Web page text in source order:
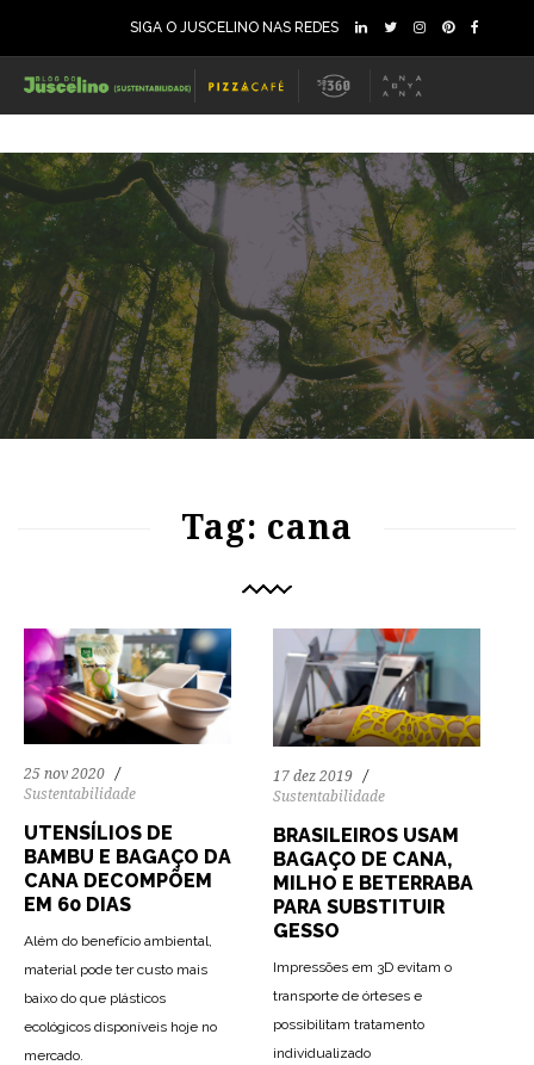
SIGA O JUSCELINO NAS REDES
Tag: cana
25 nov 2020
Sustentabilidade
UTENSÍLIOS DE
BAMBU E BAGAÇO DA
CANA DECOMPÕEM
EM 60 DIAS
Além do benefício ambiental,
material pode ter custo mais
baixo do que plásticos
ecológicos disponíveis hoje no
mercado.
17 dez 2019
Sustentabilidade
BRASILEIROS USAM
BAGAÇO DE CANA,
MILHO E BETERRABA
PARA SUBSTITUIR
GESSO
Impressões em 3D evitam o
transporte de órteses e
possibilitam tratamento
individualizado